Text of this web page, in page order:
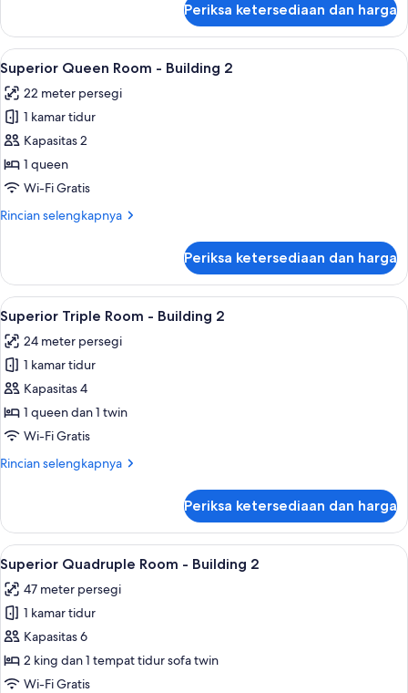
Standard
Queen
Room
Building
2
Periksa ketersediaan dan harga
Lihat
semua
foto
untuk
Superior
Queen
Room
Building
Superior Queen Room - Building 2 |
16
Superior Queen Room - Building 2
22 meter persegi
1 kamar tidur
Kapasitas 2
1 queen
Wi-Fi Gratis
Rincian selengkapnya
Rincian
Superior
Queen
Room
Building
2
Periksa ketersediaan dan harga
Lihat
semua
foto
untuk
Superior
Triple
Room
Building
Superior Triple Room - Building 2 |
35
Superior Triple Room - Building 2
24 meter persegi
1 kamar tidur
Kapasitas 4
1 queen dan 1 twin
Wi-Fi Gratis
Rincian selengkapnya
Rincian
Superior
Triple
Room
Building
2
Periksa ketersediaan dan harga
Lihat
semua
foto
untuk
Superior
Quadruple
Room
Superior
5
Superior Quadruple Room - Building 2
47 meter persegi
1 kamar tidur
Kapasitas 6
2 king dan 1 tempat tidur sofa twin
Wi-Fi Gratis